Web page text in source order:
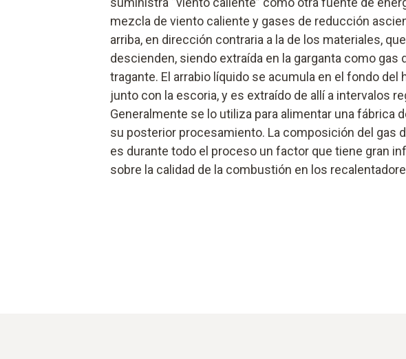
mezcla de viento caliente y gases de reducción
arriba, en dirección contraria a la de los materiales, que
descienden, siendo extraída en la garganta como gas
tragante. El arrabio líquido se acumula en el fondo del
junto con la escoria, y es extraído de allí a intervalos
Generalmente se lo utiliza para alimentar una fábrica
su posterior procesamiento. La composición del gas
es durante todo el proceso un factor que tiene gran
sobre la calidad de la combustión en los